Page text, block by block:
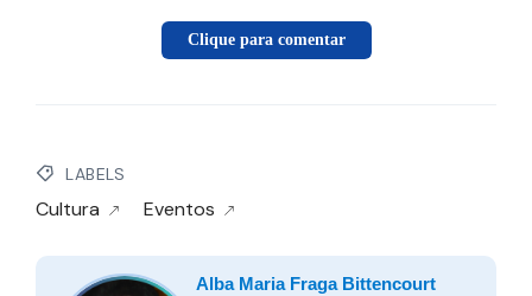
Clique para comentar
LABELS
Cultura Eventos
Alba Maria Fraga Bittencourt